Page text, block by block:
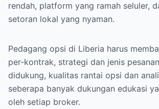
rendah, platform yang ramah seluler,
setoran lokal yang nyaman.
Pedagang opsi di Liberia harus
per-kontrak, strategi dan jenis
didukung, kualitas rantai opsi dan
seberapa banyak dukungan edukasi
oleh setiap broker.